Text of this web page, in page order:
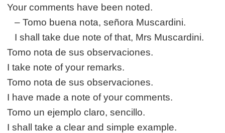
Your comments have been noted.
– Tomo buena nota, señora Muscardini.
I shall take due note of that, Mrs Muscardini.
Tomo nota de sus observaciones.
I take note of your remarks.
Tomo nota de sus observaciones.
I have made a note of your comments.
Tomo un ejemplo claro, sencillo.
I shall take a clear and simple example.